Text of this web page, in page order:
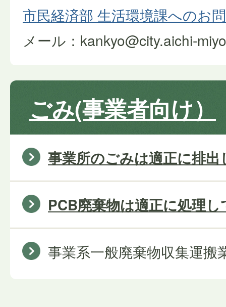
市民経済部 生活環境課へのお
メール：kankyo@city.aichi-
ごみ(事業者向け）
事業所のごみは適正に排
PCB廃棄物は適正に処理
事業系一般廃棄物収集運搬